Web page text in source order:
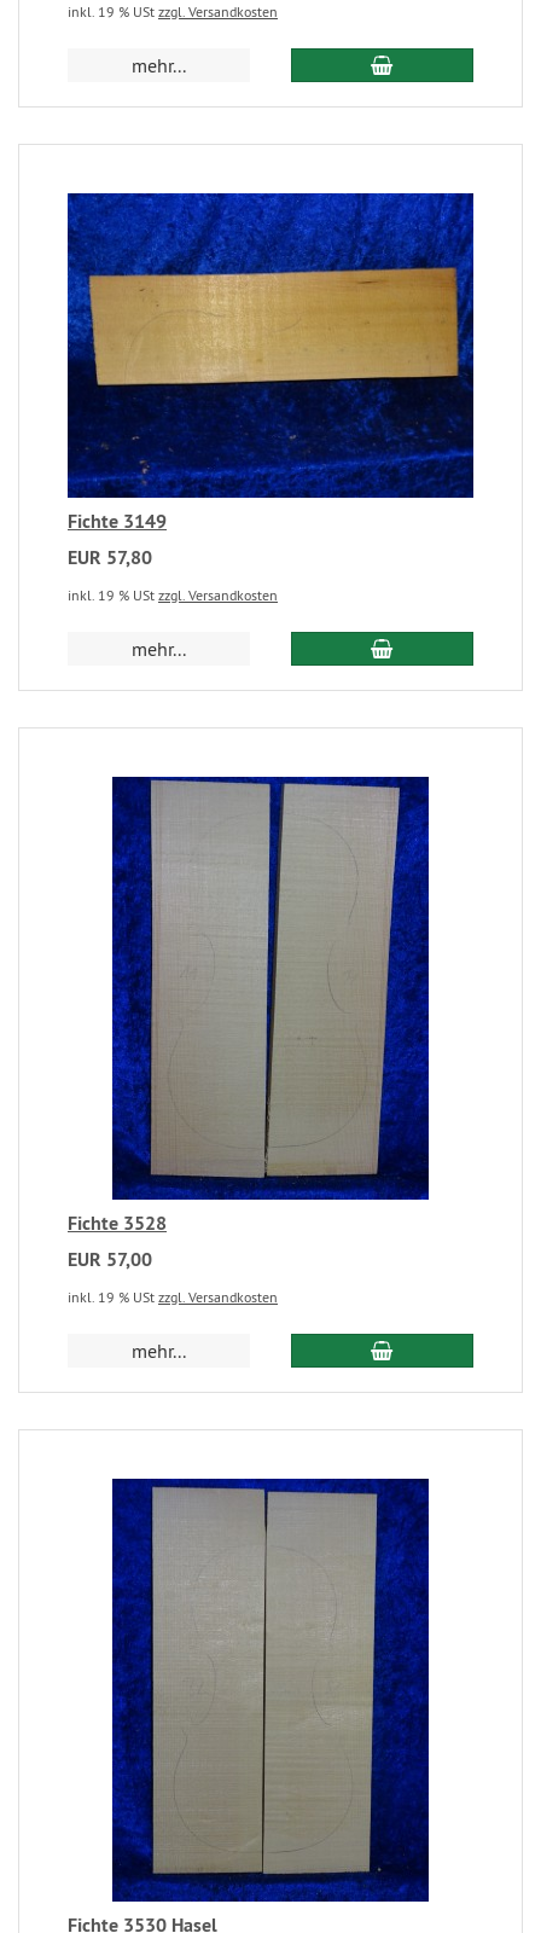
inkl. 19 % USt zzgl. Versandkosten
mehr...
Fichte 3149
EUR 57,80
inkl. 19 % USt zzgl. Versandkosten
mehr...
Fichte 3528
EUR 57,00
inkl. 19 % USt zzgl. Versandkosten
mehr...
Fichte 3530 Hasel